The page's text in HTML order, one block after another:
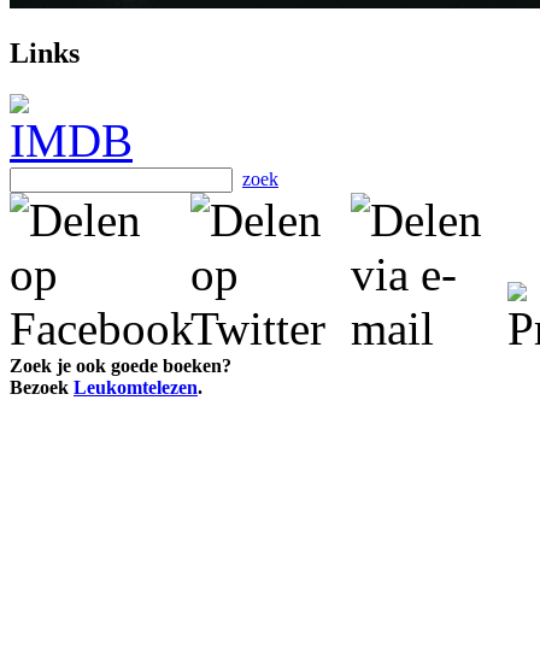
Links
zoek
Zoek je ook goede boeken?
Bezoek Leukomtelezen.